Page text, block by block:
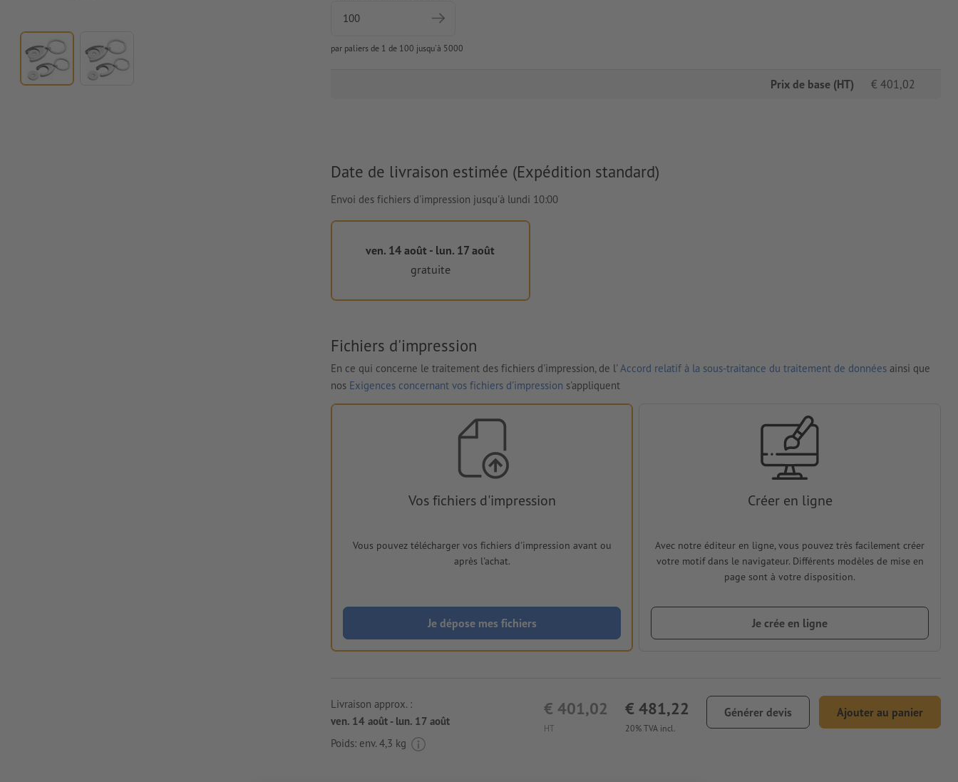
par paliers de 1 de 100 jusqu'à 5000
Prix de base (HT) € 401,02
Date de livraison estimée (Expédition standard)
Envoi des fichiers d'impression jusqu'à lundi 10:00
ven. 14 août - lun. 17 août
gratuite
Fichiers d'impression
En ce qui concerne le traitement des fichiers d'impression, de l'Accord relatif à la sous-traitance du traitement de données ainsi que
nos Exigences concernant vos fichiers d'impression s'appliquent
Vos fichiers d'impression
Vous pouvez télécharger vos fichiers d'impression avant ou
après l'achat.
Je dépose mes fichiers
Créer en ligne
Avec notre éditeur en ligne, vous pouvez très facilement créer
votre motif dans le navigateur. Différents modèles de mise en
page sont à votre disposition.
Je crée en ligne
HT
€ 401,02
20% TVA incl.
€ 481,22 Générer devis Ajouter au panier
Livraison approx. :
ven. 14 août - lun. 17 août
Poids: env. 4,3 kg